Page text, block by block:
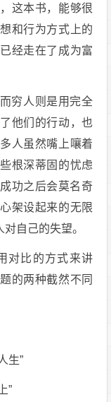
这本书，能够很
和行为方式上的
经走在了成为富
穷人则是用完全
他们的行动，也
人虽然嘴上嚷着
根深蒂固的忧虑
功之后会莫名奇
架设起来的无限
自己的失望。
比的方式来讲
的两种截然不同
生”
”